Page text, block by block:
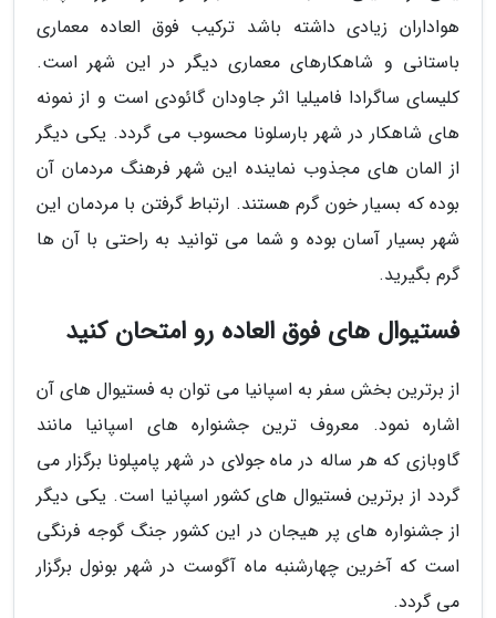
هواداران زیادی داشته باشد ترکیب فوق العاده معماری
باستانی و شاهکارهای معماری دیگر در این شهر است.
کلیسای ساگرادا فامیلیا اثر جاودان گائودی است و از نمونه
های شاهکار در شهر بارسلونا محسوب می گردد. یکی دیگر
از المان های مجذوب نماینده این شهر فرهنگ مردمان آن
بوده که بسیار خون گرم هستند. ارتباط گرفتن با مردمان این
شهر بسیار آسان بوده و شما می توانید به راحتی با آن ها
گرم بگیرید.
فستیوال های فوق العاده رو امتحان کنید
از برترین بخش سفر به اسپانیا می توان به فستیوال های آن
اشاره نمود. معروف ترین جشنواره های اسپانیا مانند
گاوبازی که هر ساله در ماه جولای در شهر پامپلونا برگزار می
گردد از برترین فستیوال های کشور اسپانیا است. یکی دیگر
از جشنواره های پر هیجان در این کشور جنگ گوجه فرنگی
است که آخرین چهارشنبه ماه آگوست در شهر بونول برگزار
می گردد.